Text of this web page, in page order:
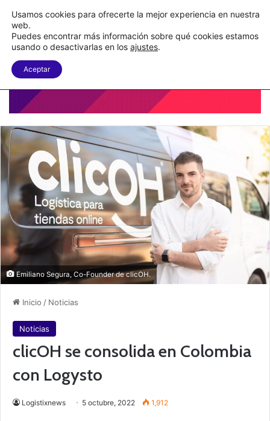
Nueva Ley Aduanera eleva el costo de los errores documentales
Menu
Emiliano Segura, Co-Founder de clicOH.
Inicio / Noticias
Noticias
clicOH se consolida en Colombia
con Logysto
Logistixnews 5 octubre, 2022 1,912
Usamos cookies para ofrecerte la mejor experiencia en nuestra
web.
Puedes encontrar más información sobre qué cookies estamos
usando o desactivarlas en los ajustes.
Aceptar